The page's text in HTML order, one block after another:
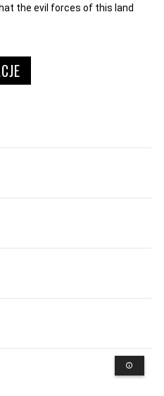
the evil forces of this land